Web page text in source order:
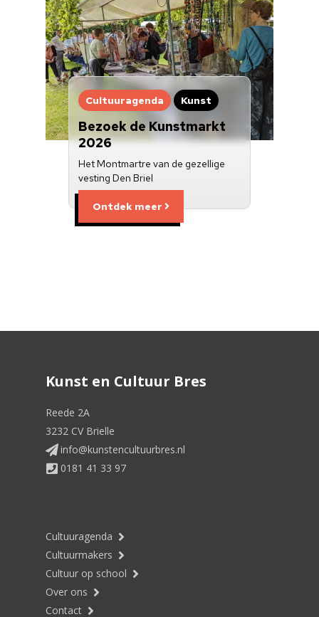
Cultuuragenda Kunst
Bezoek de Kunstmarkt
2026
Het Montmartre van de gezellige
vesting Den Briel
Ontdek meer
Kunst en Cultuur Bres
Reede 2A
3232 CV Brielle
info@kunstencultuurbres.nl
0181 41 33 97
Cultuuragenda
Cultuurmakers
Cultuur op school
Over ons
Contact